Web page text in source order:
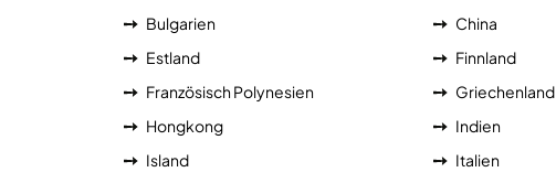
Bulgarien
China
Estland
Finnland
Französisch Polynesien
Griechenland
Hongkong
Indien
Island
Italien